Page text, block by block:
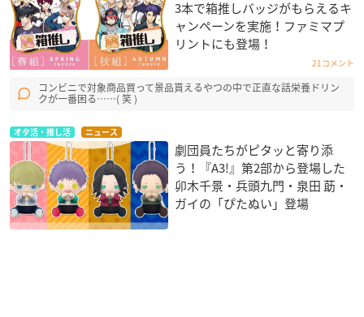
3本で箱推しバッジがもらえるキ
ャンペーンを実施！ファミマプ
リントにも登場！
21コメント
コンビニで対象商品買って景品貰えるやつの中で正直な話栄養ドリン
クが一番困る……( 笑 )
オタ活・推し活 ニュース
劇団員たちがピタッと寄り添
う！『A3!』第2部から登場した
卯木千景・兵頭九門・泉田 莇・
ガイの「ぴたぬい」登場